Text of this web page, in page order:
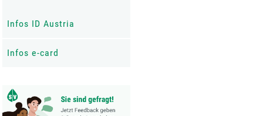
Infos ID Austria
Infos e-card